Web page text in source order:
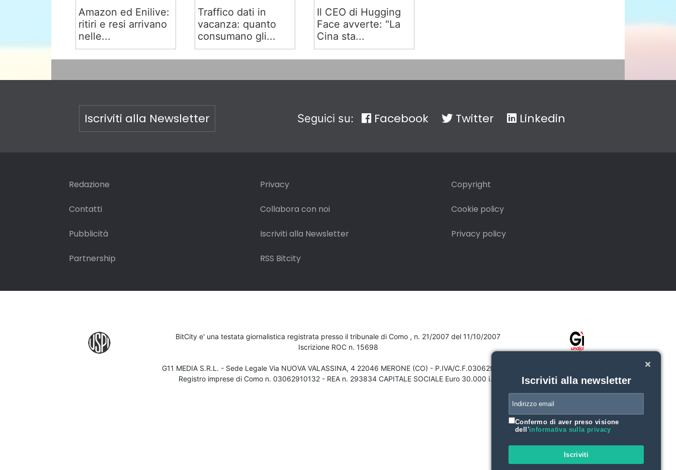
Amazon ed Enilive:
ritiri e resi arrivano
nelle...
Traffico dati in
vacanza: quanto
consumano gli...
Il CEO di Hugging
Face avverte: "La
Cina sta...
Iscriviti alla Newsletter Seguici su: Facebook Twitter Linkedin
Redazione
Contatti
Pubblicità
Partnership
Privacy
Collabora con noi
Iscriviti alla Newsletter
RSS Bitcity
Copyright
Cookie policy
Privacy policy
BitCity e' una testata giornalistica registrata presso il tribunale di Como , n. 21/2007 del 11/10/2007
Iscrizione ROC n. 15698
G11 MEDIA S.R.L. - Sede Legale Via NUOVA VALASSINA, 4 22046 MERONE (CO) - P.IVA/C.F.03062910132
Registro imprese di Como n. 03062910132 - REA n. 293834 CAPITALE SOCIALE Euro 30.000 i.v.
Iscriviti alla newsletter
Confermo di aver preso visione
dell'informativa sulla privacy
Iscriviti